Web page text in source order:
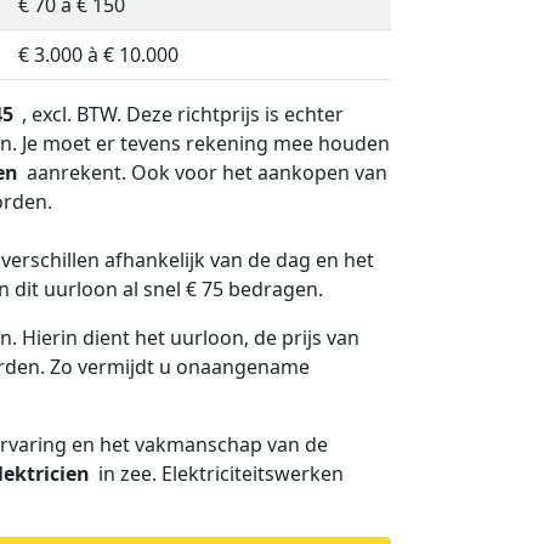
€ 3.000 à € 10.000
, excl. BTW. Deze richtprijs is echter
Je moet er tevens rekening mee houden
aanrekent. Ook voor het aankopen van
afhankelijk van de dag en het
dit uurloon al snel € 75 bedragen.
Hierin dient het uurloon, de prijs van
Zo vermijdt u onaangename
en het vakmanschap van de
in zee. Elektriciteitswerken